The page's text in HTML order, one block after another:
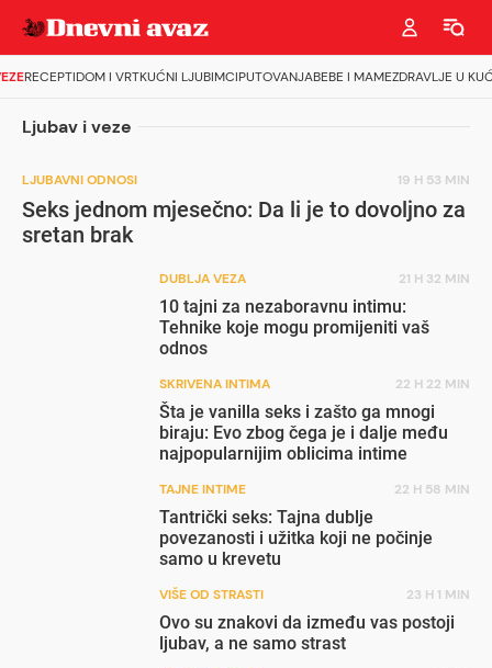
RECEPTIDOM I VRTKUĆNI LJUBIMCIPUTOVANJABEBE I MAMEZDRAVLJE U
Ljubav i veze
LJUBAVNI ODNOSI 19 H 53 MIN
Seks jednom mjesečno: Da li je to dovoljno za
sretan brak
DUBLJA VEZA 21 H 32 MIN
10 tajni za nezaboravnu intimu:
Tehnike koje mogu promijeniti vaš
odnos
SKRIVENA INTIMA 22 H 22 MIN
Šta je vanilla seks i zašto ga mnogi
biraju: Evo zbog čega je i dalje među
najpopularnijim oblicima intime
TAJNE INTIME 22 H 58 MIN
Tantrički seks: Tajna dublje
povezanosti i užitka koji ne počinje
samo u krevetu
VIŠE OD STRASTI 23 H 1 MIN
Ovo su znakovi da između vas postoji
ljubav, a ne samo strast